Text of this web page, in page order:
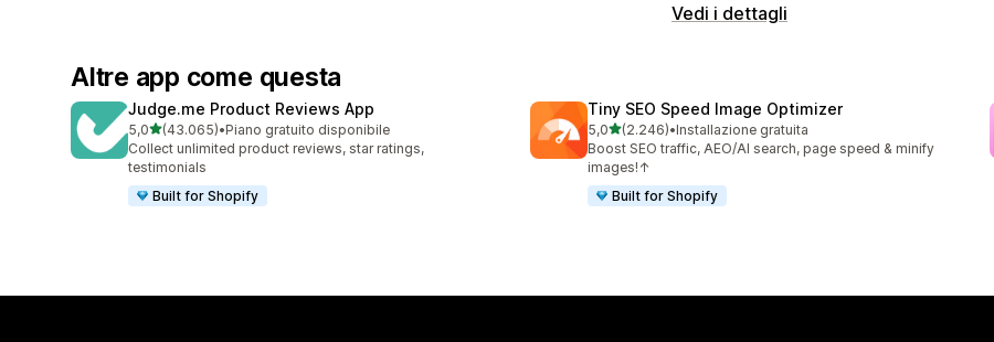
Vedi i dettagli
Altre app come questa
Judge.me Product Reviews App
5,0stelle su 5
(43.065)
43065 recensioni totali
•Piano gratuito disponibile
Collect unlimited product reviews, star ratings,
testimonials
Built for Shopify
Tiny SEO Speed Image Optimizer
5,0stelle su 5
(2.246)
2246 recensioni totali
•Installazione gratuita
Boost SEO traffic, AEO/AI search, page speed & minify
images!↑
Built for Shopify